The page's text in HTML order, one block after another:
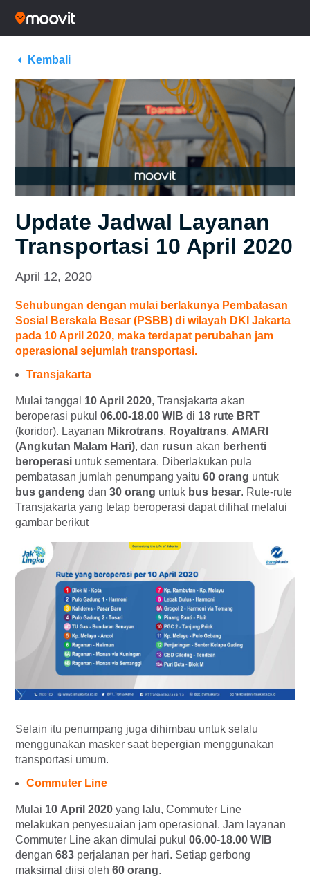
Kembali
Update Jadwal Layanan
Transportasi 10 April 2020
April 12, 2020
Sehubungan dengan mulai berlakunya Pembatasan
Sosial Berskala Besar (PSBB) di wilayah DKI Jakarta
pada 10 April 2020, maka terdapat perubahan jam
operasional sejumlah transportasi.
Transjakarta
Mulai tanggal 10 April 2020, Transjakarta akan
beroperasi pukul 06.00-18.00 WIB di 18 rute BRT
(koridor). Layanan Mikrotrans, Royaltrans, AMARI
(Angkutan Malam Hari), dan rusun akan berhenti
beroperasi untuk sementara. Diberlakukan pula
pembatasan jumlah penumpang yaitu 60 orang untuk
bus gandeng dan 30 orang untuk bus besar. Rute-rute
Transjakarta yang tetap beroperasi dapat dilihat melalui
gambar berikut
Selain itu penumpang juga dihimbau untuk selalu
menggunakan masker saat bepergian menggunakan
transportasi umum.
Commuter Line
Mulai 10 April 2020 yang lalu, Commuter Line
melakukan penyesuaian jam operasional. Jam layanan
Commuter Line akan dimulai pukul 06.00-18.00 WIB
dengan 683 perjalanan per hari. Setiap gerbong
maksimal diisi oleh 60 orang.